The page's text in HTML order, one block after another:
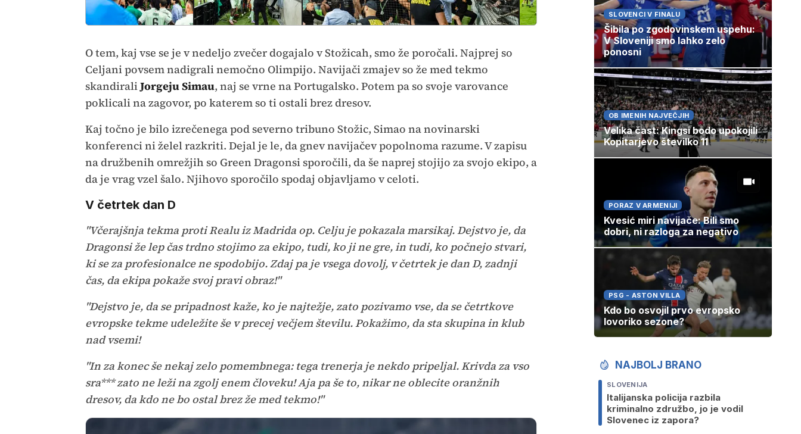
O tem, kaj vse se je v nedeljo zvečer dogajalo v Stožicah, smo že poročali. Najprej so
Celjani povsem nadigrali nemočno Olimpijo. Navijači zmajev so že med tekmo
skandiraliJorgeju Simau, naj se vrne na Portugalsko. Potem pa so svoje varovance
poklicali na zagovor, po katerem so ti ostali brez dresov.
Kaj točno je bilo izrečenega pod severno tribuno Stožic, Simao na novinarski
konferenci ni želel razkriti. Dejal je le, da gnev navijačev popolnoma razume. V zapisu
na družbenih omrežjih so Green Dragonsi sporočili, da še naprej stojijo za svojo ekipo, a
da je vrag vzel šalo. Njihovo sporočilo spodaj objavljamo v celoti.
V četrtek dan D
"Včerajšnja tekma proti Realu iz Madrida op. Celju je pokazala marsikaj. Dejstvo je, da
Dragonsi že lep čas trdno stojimo za ekipo, tudi, ko ji ne gre, in tudi, ko počnejo stvari,
ki se za profesionalce ne spodobijo. Zdaj pa je vsega dovolj, v četrtek je dan D, zadnji
čas, da ekipa pokaže svoj pravi obraz!"
"Dejstvo je, da se pripadnost kaže, ko je najtežje, zato pozivamo vse, da se četrtkove
evropske tekme udeležite še v precej večjem številu. Pokažimo, da sta skupina in klub
nad vsemi!
"In za konec še nekaj zelo pomembnega: tega trenerja je nekdo pripeljal. Krivda za vso
sra*** zato ne leži na zgolj enem človeku! Aja pa še to, nikar ne oblecite oranžnih
dresov, da kdo ne bo ostal brez že med tekmo!"
SLOVENCI V FINALU
Šibila po zgodovinskem uspehu:
V Sloveniji smo lahko zelo
ponosni
OB IMENIH NAJVEČJIH
Velika čast: Kingsi bodo upokojili
Kopitarjevo številko 11
PORAZ V ARMENIJI
Kvesić miri navijače: Bili smo
dobri, ni razloga za negativo
PSG - ASTON VILLA
Kdo bo osvojil prvo evropsko
lovoriko sezone?
NAJBOLJ BRANO
SLOVENIJA
Italijanska policija razbila
kriminalno združbo, jo je vodil
Slovenec iz zapora?